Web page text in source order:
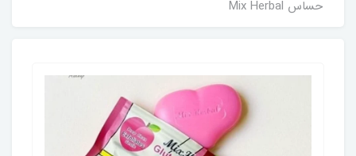
حساس Mix Herbal